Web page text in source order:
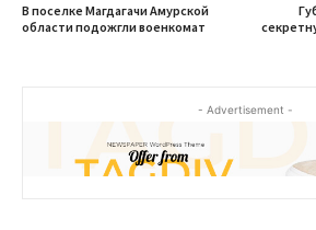
В поселке Магдагачи Амурской
области подожгли военкомат
- Advertisement -